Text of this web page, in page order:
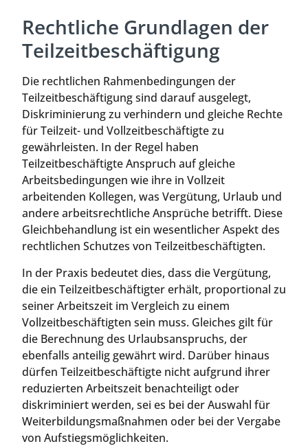
Rechtliche Grundlagen der
Teilzeitbeschäftigung
Die rechtlichen Rahmenbedingungen der
Teilzeitbeschäftigung sind darauf ausgelegt,
Diskriminierung zu verhindern und gleiche Rechte
für Teilzeit- und Vollzeitbeschäftigte zu
gewährleisten. In der Regel haben
Teilzeitbeschäftigte Anspruch auf gleiche
Arbeitsbedingungen wie ihre in Vollzeit
arbeitenden Kollegen, was Vergütung, Urlaub und
andere arbeitsrechtliche Ansprüche betrifft. Diese
Gleichbehandlung ist ein wesentlicher Aspekt des
rechtlichen Schutzes von Teilzeitbeschäftigten.
In der Praxis bedeutet dies, dass die Vergütung,
die ein Teilzeitbeschäftigter erhält, proportional zu
seiner Arbeitszeit im Vergleich zu einem
Vollzeitbeschäftigten sein muss. Gleiches gilt für
die Berechnung des Urlaubsanspruchs, der
ebenfalls anteilig gewährt wird. Darüber hinaus
dürfen Teilzeitbeschäftigte nicht aufgrund ihrer
reduzierten Arbeitszeit benachteiligt oder
diskriminiert werden, sei es bei der Auswahl für
Weiterbildungsmaßnahmen oder bei der Vergabe
von Aufstiegsmöglichkeiten.